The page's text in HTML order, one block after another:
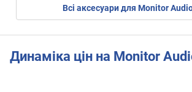
Всі аксесуари для Monitor
Динаміка цін на Monitor